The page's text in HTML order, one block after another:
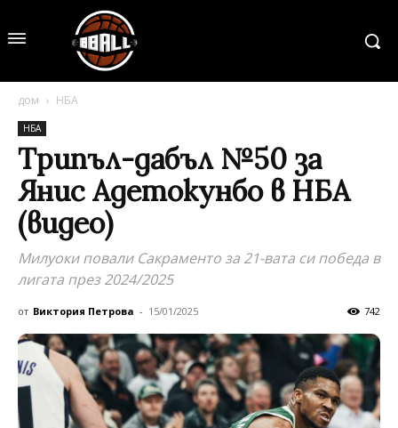
дом НБА
НБА
Трипъл-дабъл №50 за
Янис Адетокунбо в НБА
(видео)
Милуоки повали Сакраменто за 21-вата си победа в
лигата през 2024/2025
от Виктория Петрова - 15/01/2025 742